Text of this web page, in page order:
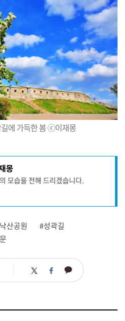
에 가득한 봄 ⓒ이재몽
몽
모습을 전해 드리겠습니다.
산공원
#성곽길
트 페 카